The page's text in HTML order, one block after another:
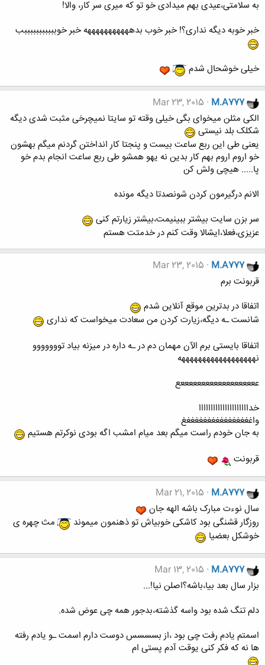
به سلامتی،عیدی بهم میدادی خو تو که میری سر کار، والا!
خبر خوبه دیگه نداری؟! خبر خوب بدهههههههههههه خبر خوبببببببببببب
خیلی خوشحال شدم
M.A777
Mar 23, 2015
الکی مثلن میخوای بگی خیلی وقته تو سایتا نمیچرخی مثبت شدی دیگه
شکلک بلد نیستی
یعنی طی این ربع ساعت بیست و پنجتا کار انداختن گردنم میگم بهشون
خو اروم اروم بهم کار بدین نه یهو همشو طی ربع ساعت انجام بدم خو
پا..... هیچی ولش کن
الانم درگیرمون کردن شونصدتا دیگه مونده
سر بزن سایت بیشتر ببینیمت،بیشتر زیارتم کنی
عزیزی،فعلا،ایشالا وقت کنم در خدمتت هستم
M.A777
Mar 23, 2015
قربونت برم
اتفاقا در بدترین موقع آنلاین شدم
شانست ـه دیگه،زیارت کردن من سعادت میخواست که نداری
اتفاقا بایستی برم الآن مهمان دم در ـه داره در میزنه بیاد تووووووو
نههههههههههههههههههه
عععععععععععععععععععع
خدااااااااااااااااااااا
واغغغغغغغغغغغغغغغغغ
به جان خودم راست میگم بعد میام امشب اگه بودی نوکرتم هستیم
قربونت
M.A777
Mar 21, 2015
سال نوءت مبارک باشه الهه جان
روزگار قشنگی بود کاشکی خوبیاش تو ذهنمون میموند
مث چهره ی
خوشکل بعضیا
M.A777
Mar 13, 2015
بزار سال بعد بیا،باشه؟اصلن نیا!...
دلم تنگ شده بود واسه گذشته،بدجور همه چی عوض شده.
اسمتم یادم رفت چی بود ،از بسسسس دوست دارم اسمت ـو یادم رفته
ها نه که فکر کنی یوقت آدم پستی ام